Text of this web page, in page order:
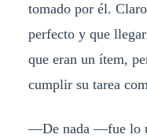
tomado por él.
perfecto y que
que eran un ítem,
cumplir su tarea
—De nada —fue lo